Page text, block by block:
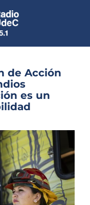
en vivo
de Acción
es un